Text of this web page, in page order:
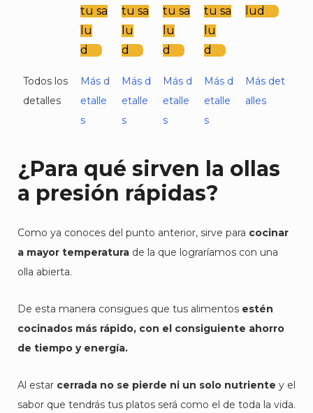
tu sa
lu
d
tu sa
lu
d
tu sa
lu
d
tu sa
lu
d
lud
Todos los
detalles
Más d
etalle
s
Más d
etalle
s
Más d
etalle
s
Más d
etalle
s
Más det
alles
¿Para qué sirven la ollas
a presión rápidas?
Como ya conoces del punto anterior, sirve para cocinar
a mayor temperatura de la que lograríamos con una
olla abierta.
De esta manera consigues que tus alimentos estén
cocinados más rápido, con el consiguiente ahorro
de tiempo y energía.
Al estar cerrada no se pierde ni un solo nutriente y el
sabor que tendrás tus platos será como el de toda la vida.